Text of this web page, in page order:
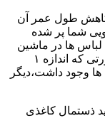
کاهش طول عمر آن
شما پر شده
لباس ها در ماشین
لباسشویی قرار دهید و کمی فشار دهید.در صورتی که اندازه ۱
وجود داشت،دیگر
ذستمال کاغذی